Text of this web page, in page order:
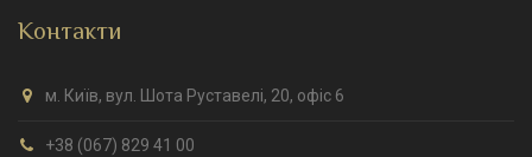
Контакти
м. Київ, вул. Шота Руставелі, 20, офіс 6
+38 (067) 829 41 00